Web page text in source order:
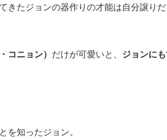
きたジョンの器作りの才能は自分譲り
コニョン） だけが可愛いと、 ジョンに
を知ったジョン。